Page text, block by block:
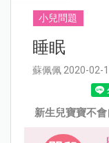
小兒問題
睡眠
蘇佩佩 2020-02-
新生兒寶寶不會